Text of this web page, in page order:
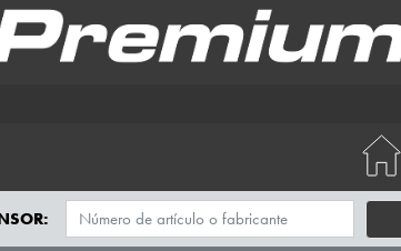
940/960
C70
ES90